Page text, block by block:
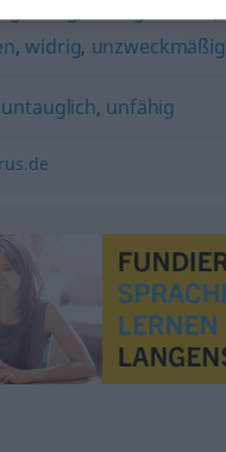
,widrig, unzweckmäßig
untauglich, unfähig